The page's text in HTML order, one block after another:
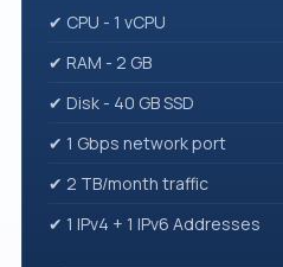
✔ CPU - 1 vCPU
✔ RAM - 2 GB
✔ Disk - 40 GB SSD
✔ 1 Gbps network port
✔ 2 TB/month traffic
✔ 1 IPv4 + 1 IPv6 Addresses